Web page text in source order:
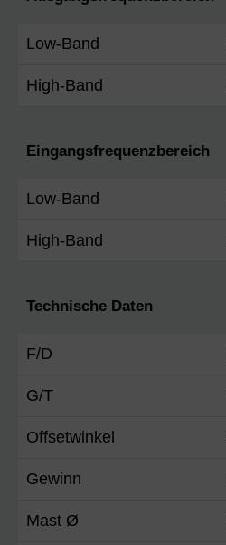
Low-Band
High-Band
Eingangsfrequenzbereich
Low-Band
High-Band
Technische Daten
F/D
G/T
Offsetwinkel
Gewinn
Mast Ø